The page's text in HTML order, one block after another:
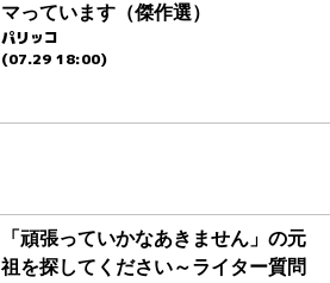
マっています（傑作選）
パリッコ
(07.29 18:00)
「頑張っていかなあきません」の元
祖を探してください～ライター質問